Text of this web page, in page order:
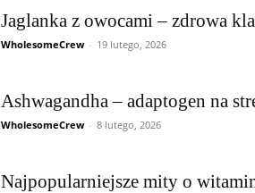
Jaglanka z owocami – zdrowa
WholesomeCrew - 19 lutego, 2026
Ashwagandha – adaptogen na
WholesomeCrew - 8 lutego, 2026
Najpopularniejsze mity o